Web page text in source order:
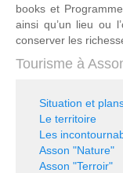
books et
ainsi qu’un lieu ou
conserver les
Tourisme à
Situation et
Le territoire
Les
Asson "Nature"
Asson "Terroir"